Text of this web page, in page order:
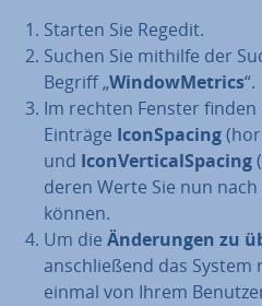
Starten Sie Regedit.
Suchen Sie mithilfe der
Begriff „Win­dow­Me­trics“.
Im rechten Fenster finden
Einträge Icon­Spa­cing
und Icon­Ver­ti­cal­Spa­cing
deren Werte Sie nun
können.
Um die Än­de­run­gen zu
an­schlie­ßend das System
einmal von Ihrem